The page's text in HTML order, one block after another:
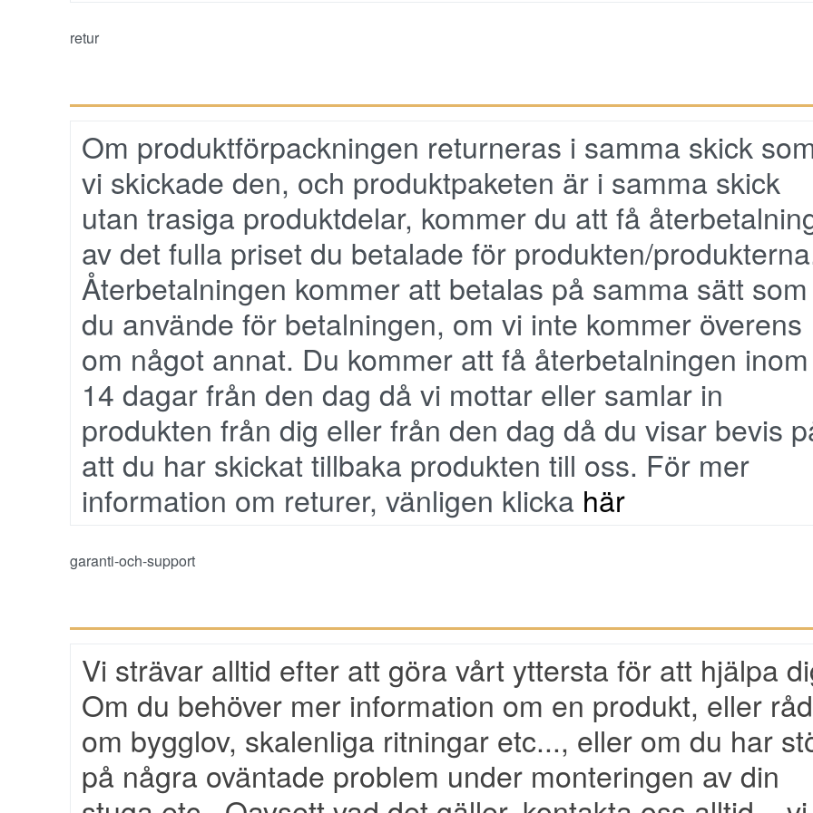
retur
Om produktförpackningen returneras i samma skick
vi skickade den, och produktpaketen är i samma skick
utan trasiga produktdelar, kommer du att få
av det fulla priset du betalade för produkten/
Återbetalningen kommer att betalas på samma sätt som
du använde för betalningen, om vi inte kommer överens
om något annat. Du kommer att få återbetalningen inom
14 dagar från den dag då vi mottar eller samlar in
produkten från dig eller från den dag då du visar bevis
att du har skickat tillbaka produkten till oss. För mer
information om returer, vänligen klicka här
garanti-och-support
Vi strävar alltid efter att göra vårt yttersta för att hjälpa
Om du behöver mer information om en produkt, eller råd
om bygglov, skalenliga ritningar etc..., eller om du har
på några oväntade problem under monteringen av din